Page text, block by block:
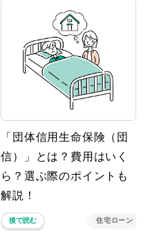
「団体信用生命保険（団
信）」とは？費用はいく
ら？選ぶ際のポイントも
解説！
後で読む 住宅ローン